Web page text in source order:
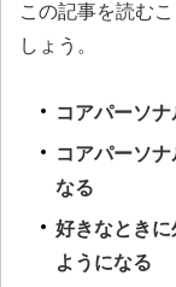
この記事を読む
しょう。
コアパーソ
コアパーソ
なる
好きなとき
ようになる